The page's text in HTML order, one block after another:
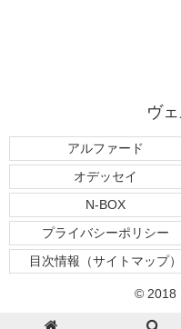
ヴ
アルファード
オデッセイ
N-BOX
プライバシーポリシー
目次情報（サイトマップ）
© 2018